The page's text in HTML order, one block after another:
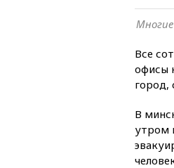
Все
офисы
город,
В
утром